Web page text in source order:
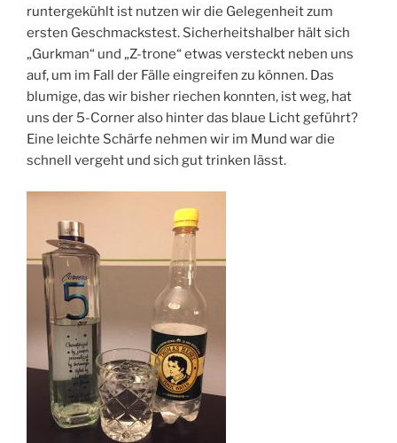
runtergekühlt ist nutzen wir die Gelegenheit zum
ersten Geschmackstest. Sicherheitshalber hält sich
„Gurkman“ und „Z-trone“ etwas versteckt neben uns
auf, um im Fall der Fälle eingreifen zu können. Das
blumige, das wir bisher riechen konnten, ist weg, hat
uns der 5-Corner also hinter das blaue Licht geführt?
Eine leichte Schärfe nehmen wir im Mund war die
schnell vergeht und sich gut trinken lässt.